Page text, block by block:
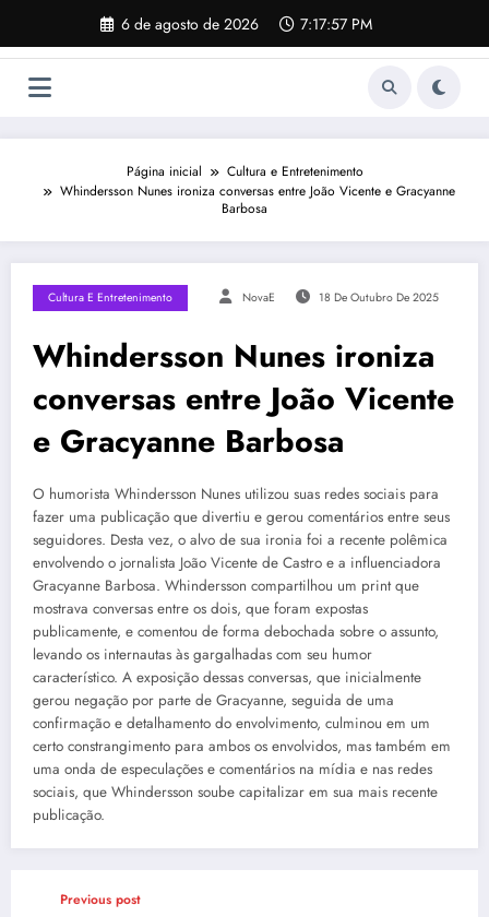
o
6 de agosto de 2026 7:17:58 PM
Página inicial
Cultura e Entretenimento
Whindersson Nunes ironiza conversas entre João Vicente e Gracyanne
Barbosa
Cultura E Entretenimento NovaE 18 De Outubro De 2025
Whindersson Nunes ironiza
conversas entre João Vicente
e Gracyanne Barbosa
O humorista Whindersson Nunes utilizou suas redes sociais para
fazer uma publicação que divertiu e gerou comentários entre seus
seguidores. Desta vez, o alvo de sua ironia foi a recente polêmica
envolvendo o jornalista João Vicente de Castro e a influenciadora
Gracyanne Barbosa. Whindersson compartilhou um print que
mostrava conversas entre os dois, que foram expostas
publicamente, e comentou de forma debochada sobre o assunto,
levando os internautas às gargalhadas com seu humor
característico. A exposição dessas conversas, que inicialmente
gerou negação por parte de Gracyanne, seguida de uma
confirmação e detalhamento do envolvimento, culminou em um
certo constrangimento para ambos os envolvidos, mas também em
uma onda de especulações e comentários na mídia e nas redes
sociais, que Whindersson soube capitalizar em sua mais recente
publicação.
Previous post